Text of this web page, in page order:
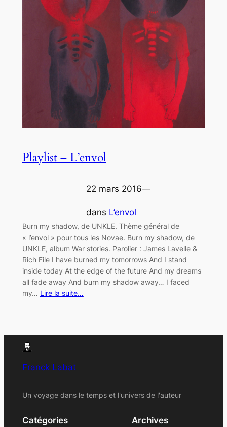
Playlist – L’envol
22 mars 2016—
dans L’envol
Burn my shadow, de UNKLE. Thème général de
« l’envol » pour tous les Novae. Burn my shadow, de
UNKLE, album War stories. Parolier : James Lavelle &
Rich File I have burned my tomorrows And I stand
inside today At the edge of the future And my dreams
all fade away And burn my shadow away… I faced
my… Lire la suite…
Franck Labat
Un voyage dans le temps et l'univers de l'auteur
Catégories Archives